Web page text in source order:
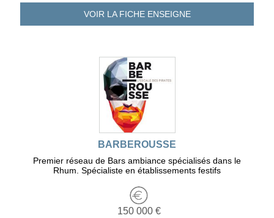
VOIR LA FICHEENSEIGNE
BARBEROUSSE
Premier réseau de Bars ambiance spécialisés dans le
Rhum. Spécialiste en établissements festifs
150 000 €